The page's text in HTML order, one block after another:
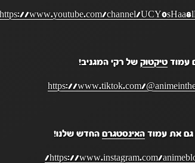
https://www.youtube.com/channel/
עמודטיקטוק של רקי המגניב!
https://www.tiktok.com/
גם את עמודהאינסטגרם החדש שלנו!
https://www.instagram.com/